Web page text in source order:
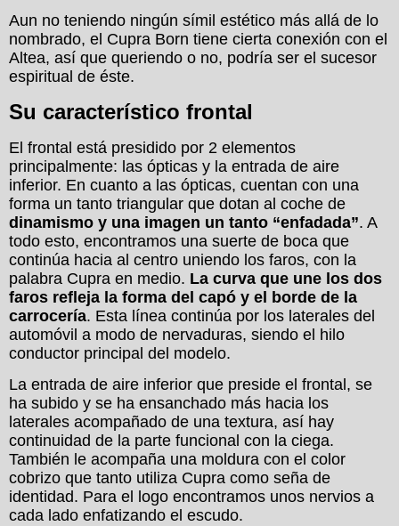
Aun no teniendo ningún símil estético más allá de lo
nombrado, el Cupra Born tiene cierta conexión con el
Altea, así que queriendo o no, podría ser el sucesor
espiritual de éste.
Su característico frontal
El frontal está presidido por 2 elementos
principalmente: las ópticas y la entrada de aire
inferior. En cuanto a las ópticas, cuentan con una
forma un tanto triangular que dotan al coche de
dinamismo y una imagen un tanto “enfadada”. A
todo esto, encontramos una suerte de boca que
continúa hacia al centro uniendo los faros, con la
palabra Cupra en medio. La curva que une los dos
faros refleja la forma del capó y el borde de la
carrocería. Esta línea continúa por los laterales del
automóvil a modo de nervaduras, siendo el hilo
conductor principal del modelo.
La entrada de aire inferior que preside el frontal, se
ha subido y se ha ensanchado más hacia los
laterales acompañado de una textura, así hay
continuidad de la parte funcional con la ciega.
También le acompaña una moldura con el color
cobrizo que tanto utiliza Cupra como seña de
identidad. Para el logo encontramos unos nervios a
cada lado enfatizando el escudo.